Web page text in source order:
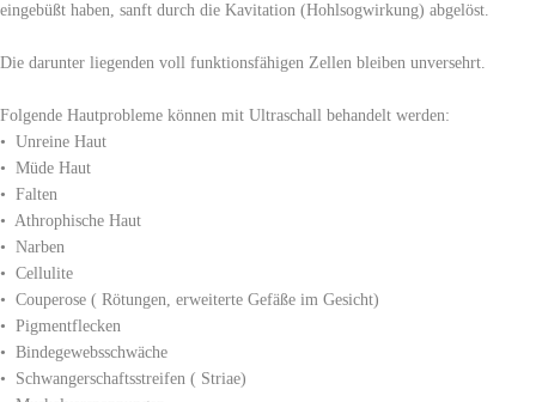
eingebüßt haben, sanft durch die Kavitation (Hohlsogwirkung) abgelöst.
Die darunter liegenden voll funktionsfähigen Zellen bleiben unversehrt.
Folgende Hautprobleme können mit Ultraschall behandelt werden:
• Unreine Haut
• Müde Haut
• Falten
• Athrophische Haut
• Narben
• Cellulite
• Couperose ( Rötungen, erweiterte Gefäße im Gesicht)
• Pigmentflecken
• Bindegewebsschwäche
• Schwangerschaftsstreifen ( Striae)